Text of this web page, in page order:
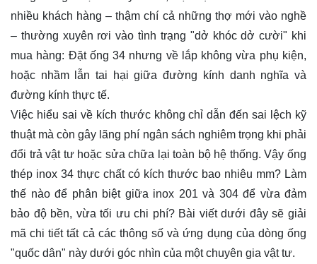
nhiều khách hàng – thậm chí cả những thợ mới vào nghề
– thường xuyên rơi vào tình trạng "dở khóc dở cười" khi
mua hàng: Đặt ống 34 nhưng về lắp không vừa phụ kiện,
hoặc nhầm lẫn tai hại giữa đường kính danh nghĩa và
đường kính thực tế.
Việc hiểu sai về kích thước không chỉ dẫn đến sai lệch kỹ
thuật mà còn gây lãng phí ngân sách nghiêm trọng khi phải
đổi trả vật tư hoặc sửa chữa lại toàn bộ hệ thống. Vậy ống
thép inox 34 thực chất có kích thước bao nhiêu mm? Làm
thế nào để phân biệt giữa inox 201 và 304 để vừa đảm
bảo độ bền, vừa tối ưu chi phí? Bài viết dưới đây sẽ giải
mã chi tiết tất cả các thông số và ứng dụng của dòng ống
"quốc dân" này dưới góc nhìn của một chuyên gia vật tư.